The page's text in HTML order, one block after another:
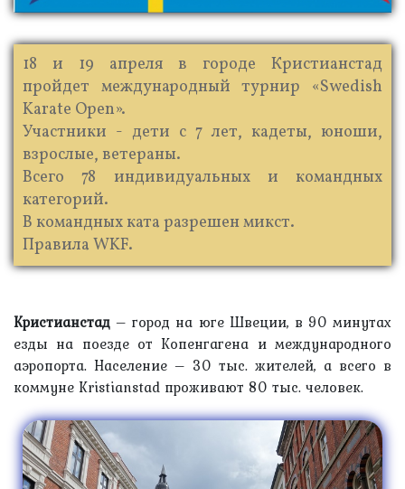
18 и 19 апреля в городе Кристианстад
пройдет международный турнир «Swedish
Karate Open».
Участники - дети с 7 лет, кадеты, юноши,
взрослые, ветераны.
Всего 78 индивидуальных и командных
категорий.
В командных ката разрешен микст.
Правила WKF.
Кристианстад – город на юге Швеции, в 90 минутах
езды на поезде от Копенгагена и международного
аэропорта. Население – 30 тыс. жителей, а всего в
коммуне Kristianstad проживают 80 тыс. человек.